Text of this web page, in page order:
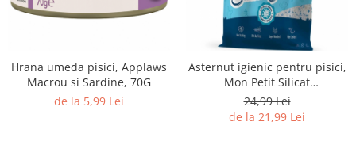
Reptile
Igiena reptile
Decoruri terarii
Incalzitoare si pompe terarii
Hrana umeda pisici, Applaws
Macrou si Sardine, 70G
de la 5,99 Lei
Asternut igienic pentru pisici,
Mon Petit Silicat
Antibacterian, 3.8L
24,99 Lei
de la 21,99 Lei